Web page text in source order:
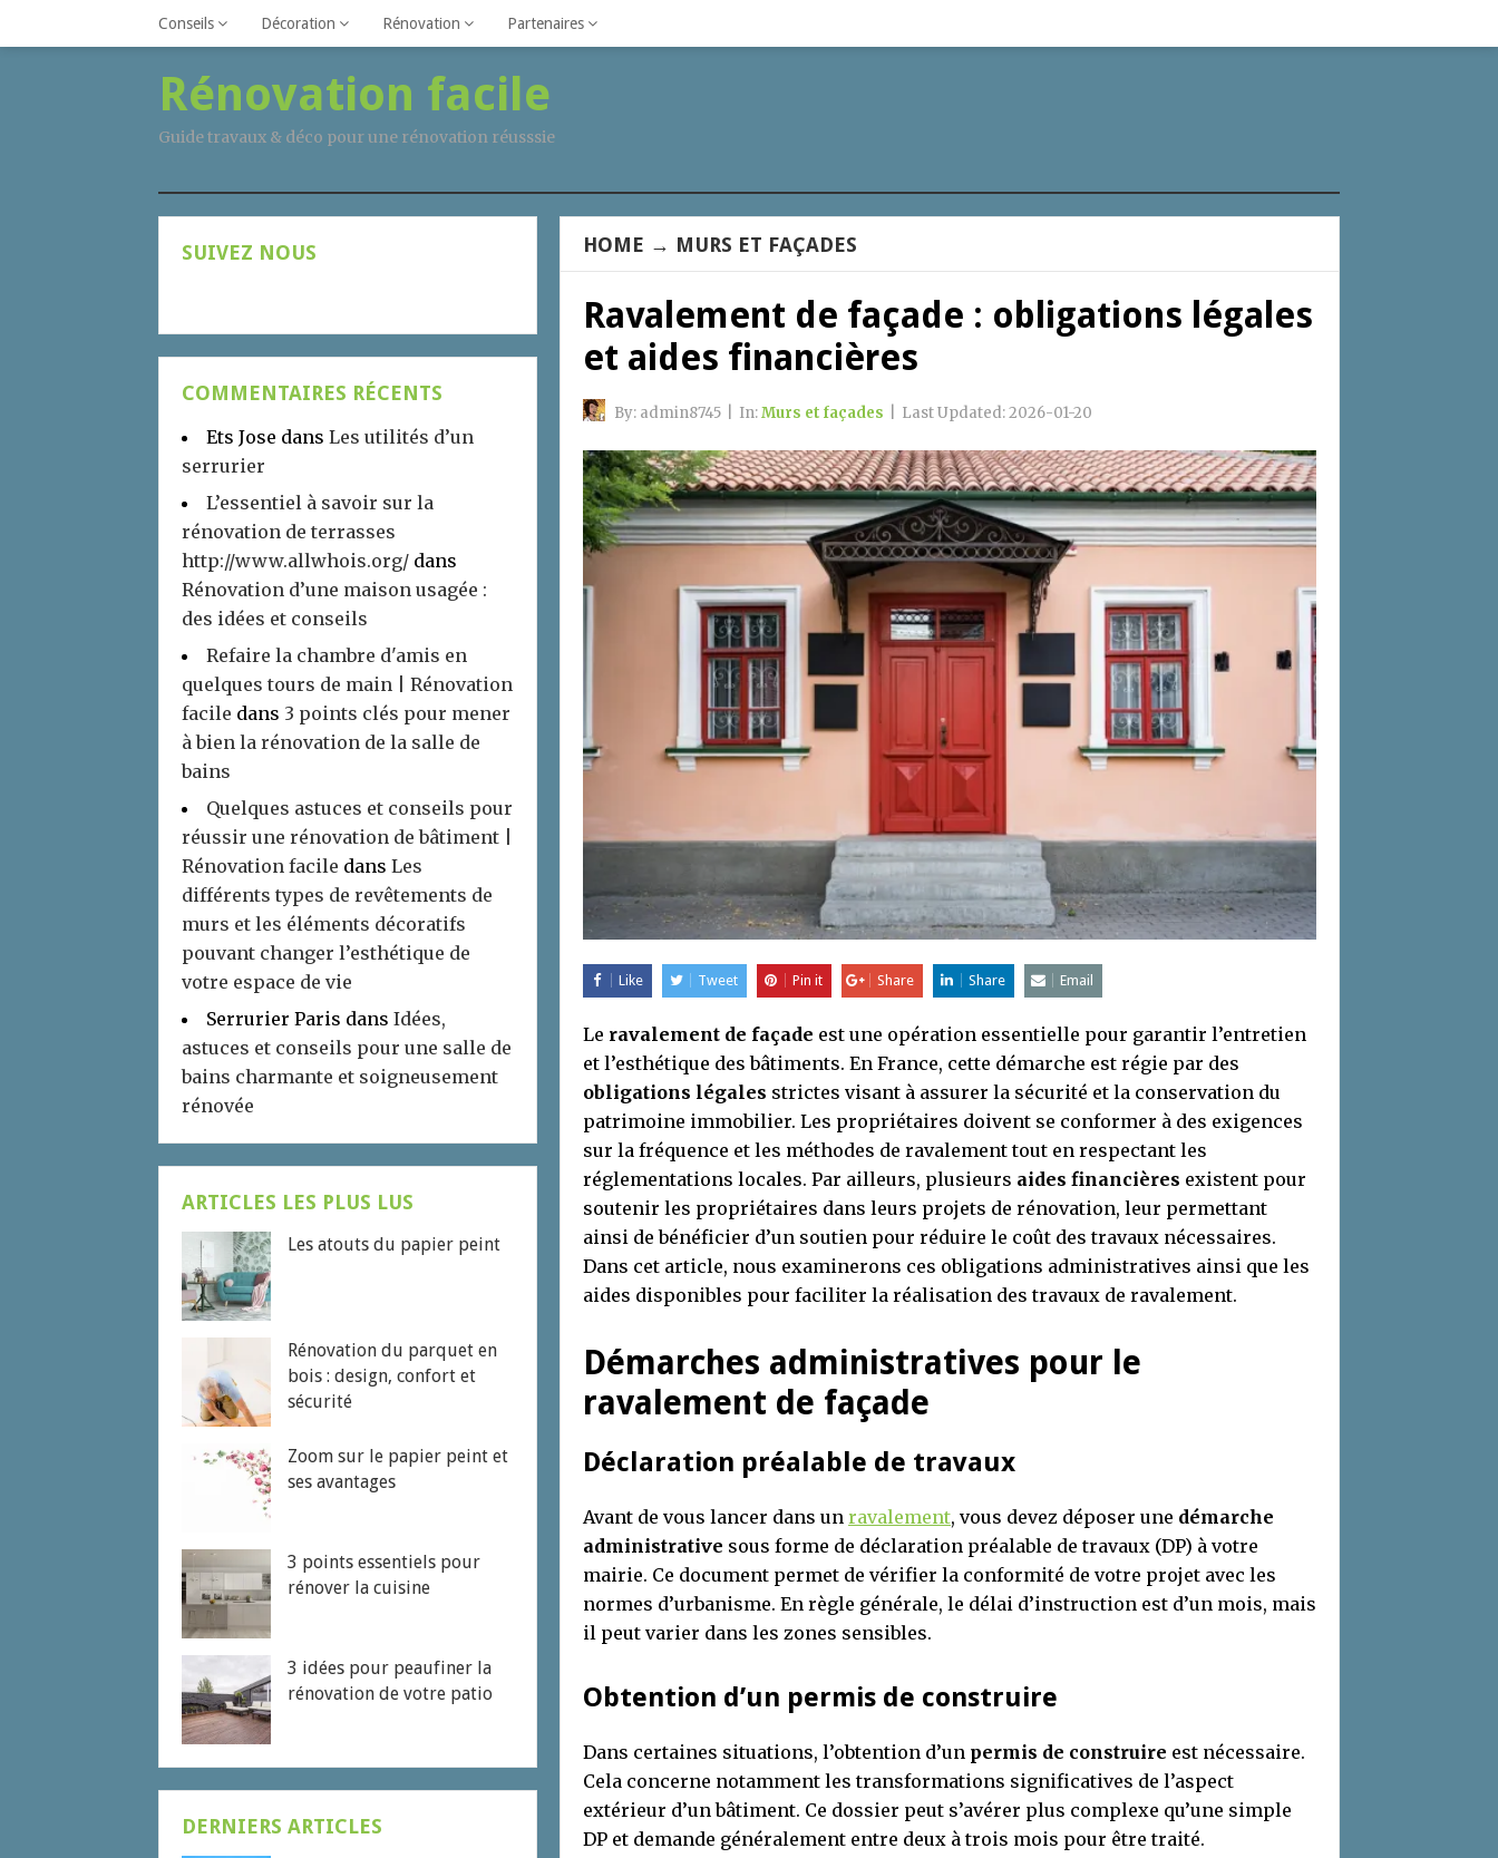
Conseils Décoration Rénovation Partenaires
Rénovation facile
Guide travaux & déco pour une rénovation réusssie
HOME → MURS ET FAÇADES
Ravalement de façade : obligations légales
et aides financières
By: admin8745 In:Murs et façades Last Updated:2026-01-20
Like Tweet Pin it Share Share Email
Le ravalement de façade est une opération essentielle pour garantir l’entretien
et l’esthétique des bâtiments. En France, cette démarche est régie par des
obligations légales strictes visant à assurer la sécurité et la conservation du
patrimoine immobilier. Les propriétaires doivent se conformer à des exigences
sur la fréquence et les méthodes de ravalement tout en respectant les
réglementations locales. Par ailleurs, plusieurs aides financières existent pour
soutenir les propriétaires dans leurs projets de rénovation, leur permettant
ainsi de bénéficier d’un soutien pour réduire le coût des travaux nécessaires.
Dans cet article, nous examinerons ces obligations administratives ainsi que les
aides disponibles pour faciliter la réalisation des travaux de ravalement.
Démarches administratives pour le
ravalement de façade
Déclaration préalable de travaux
Avant de vous lancer dans un ravalement, vous devez déposer une démarche
administrative sous forme de déclaration préalable de travaux (DP) à votre
mairie. Ce document permet de vérifier la conformité de votre projet avec les
normes d’urbanisme. En règle générale, le délai d’instruction est d’un mois, mais
il peut varier dans les zones sensibles.
Obtention d’un permis de construire
Dans certaines situations, l’obtention d’un permis de construire est nécessaire.
Cela concerne notamment les transformations significatives de l’aspect
extérieur d’un bâtiment. Ce dossier peut s’avérer plus complexe qu’une simple
DP et demande généralement entre deux à trois mois pour être traité.
SUIVEZ NOUS
COMMENTAIRES RÉCENTS
Ets Jose dans Les utilités d’un
serrurier
L’essentiel à savoir sur la
rénovation de terrasses
http://www.allwhois.org/ dans
Rénovation d’une maison usagée :
des idées et conseils
Refaire la chambre d'amis en
quelques tours de main | Rénovation
facile dans 3 points clés pour mener
à bien la rénovation de la salle de
bains
Quelques astuces et conseils pour
réussir une rénovation de bâtiment |
Rénovation facile dans Les
différents types de revêtements de
murs et les éléments décoratifs
pouvant changer l’esthétique de
votre espace de vie
Serrurier Paris dans Idées,
astuces et conseils pour une salle de
bains charmante et soigneusement
rénovée
ARTICLES LES PLUS LUS
Les atouts du papier peint
Rénovation du parquet en
bois : design, confort et
sécurité
Zoom sur le papier peint et
ses avantages
3 points essentiels pour
rénover la cuisine
3 idées pour peaufiner la
rénovation de votre patio
DERNIERS ARTICLES